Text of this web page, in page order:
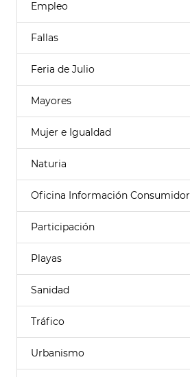
Empleo
Fallas
Feria de Julio
Mayores
Mujer e Igualdad
Naturia
Oficina Información Consumidor
Participación
Playas
Sanidad
Tráfico
Urbanismo